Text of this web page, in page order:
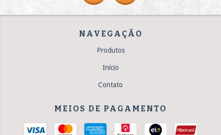
NAVEGAÇÃO
Produtos
Início
Contato
MEIOS DE PAGAMENTO